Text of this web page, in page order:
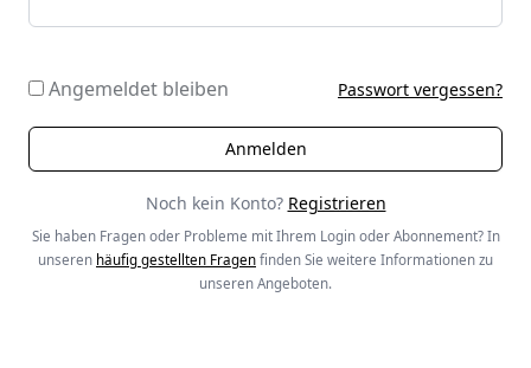
Angemeldet bleiben Passwort vergessen?
Noch kein Konto? Registrieren
Sie haben Fragen oder Probleme mit Ihrem Login oder Abonnement? In
unseren häufig gestellten Fragen finden Sie weitere Informationen zu
unseren Angeboten.